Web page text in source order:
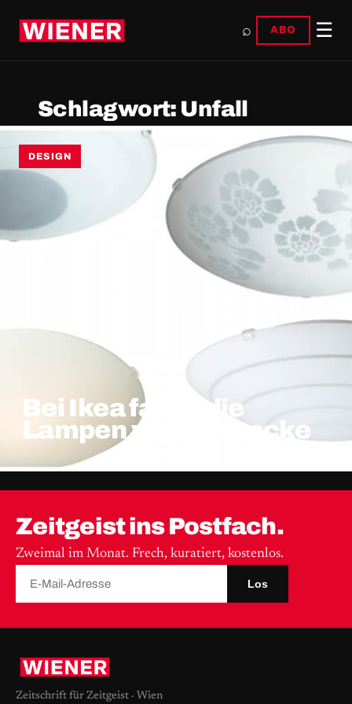
⌕ ABO ☰
Schlagwort: Unfall
DESIGN
Bei Ikea fallen die
Lampen von der Decke
Zeitgeist ins Postfach.
Zweimal im Monat. Frech, kuratiert, kostenlos.
Los
Zeitschrift für Zeitgeist · Wien